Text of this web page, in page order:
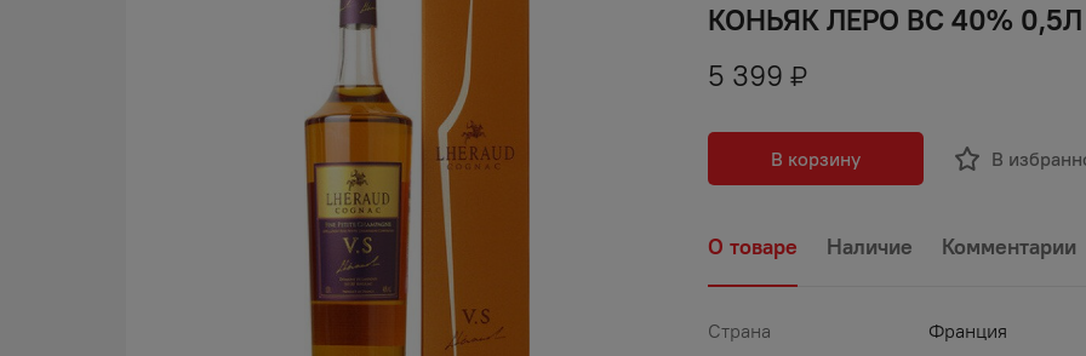
КОНЬЯК ЛЕРО ВС 40%
5 399 ₽
В корзину В
О товаре Наличие Комментарии
Страна
Франция